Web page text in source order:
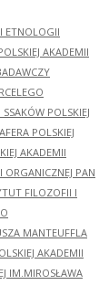
ETNOLOGII
AKADEMII
POLSKIEJ
POLSKIEJ
AKADEMII
ORGANICZNEJ PAN
FILOZOFII I
MANTEUFFLA
AKADEMII
IM.MIROSŁAWA